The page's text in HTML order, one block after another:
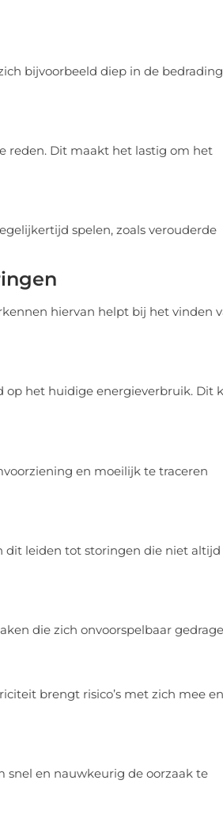
bijvoorbeeld diep in de bedrading
reden. Dit maakt het lastig om het
spelen, zoals verouderde
hiervan helpt bij het vinden
het huidige energieverbruik. Dit
en moeilijk te traceren
dit leiden tot storingen die niet altijd
die zich onvoorspelbaar
brengt risico’s met zich mee en
snel en nauwkeurig de oorzaak te